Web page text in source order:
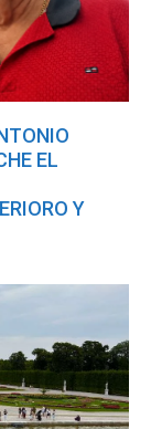
EL
Y